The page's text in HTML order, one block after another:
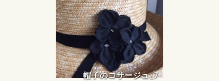
帽子のコサージュ_7